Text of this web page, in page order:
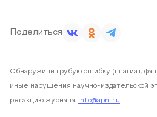
Поделиться
Обнаружили грубую ошибку (плагиат,
иные нарушения научно-издательской
редакцию журнала: info@apni.ru